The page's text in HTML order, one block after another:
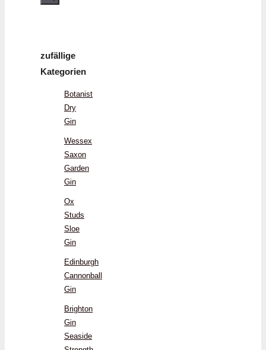
zufällige
Kategorien
Botanist
Dry
Gin
Wessex
Saxon
Garden
Gin
Ox
Studs
Sloe
Gin
Edinburgh
Cannonball
Gin
Brighton
Gin
Seaside